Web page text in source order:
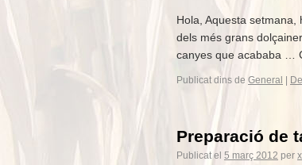
Hola, Aquesta setmana,
dels més grans
canyes que acababa …
Publicat dins de General
Preparació de
Publicat el 5 març 2012 per